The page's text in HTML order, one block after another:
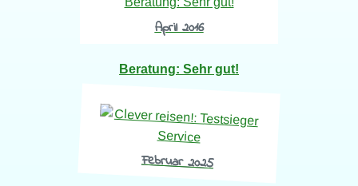
April 2016
Beratung: Sehr gut!
Februar 2025